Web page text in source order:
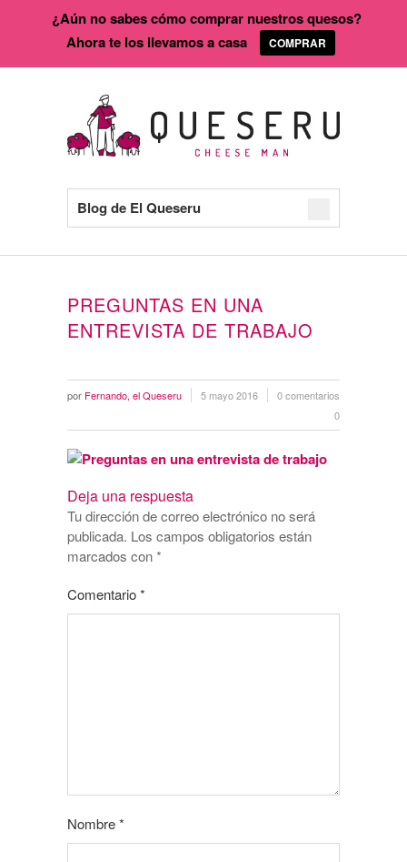
Blog de El Queseru
PREGUNTAS EN UNA
ENTREVISTA DE TRABAJO
por Fernando, el Queseru 5 mayo 2016
0 comentarios
0
Deja una respuesta
Tu dirección de correo electrónico no será
publicada. Los campos obligatorios están
marcados con*
Comentario*
Nombre*
¿Aún no sabes cómo comprar nuestros quesos?
Ahora te los llevamos a casa
COMPRAR